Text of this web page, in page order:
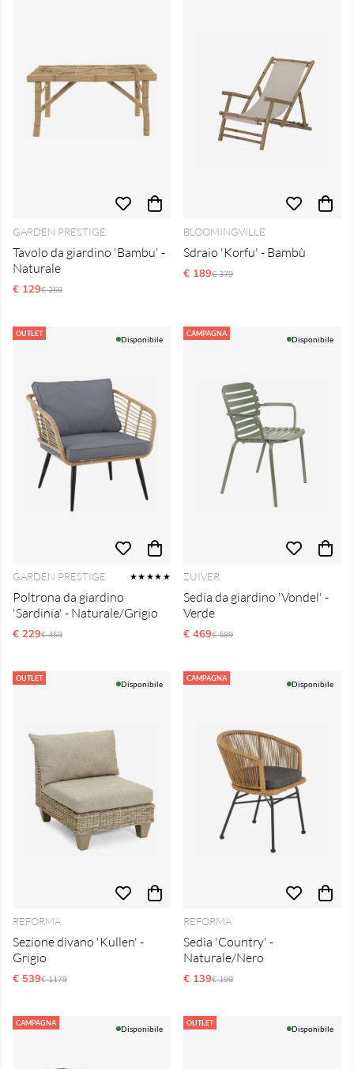
GARDEN PRESTIGE
Tavolo da giardino 'Bambu' -
Naturale
€ 129Prezzo ordinario:
€ 259
BLOOMINGVILLE
Sdraio 'Korfu' - Bambù
€ 189Prezzo ordinario:
€ 379
OUTLET
Disponibile
GARDEN PRESTIGE ★★★★★
Poltrona da giardino
'Sardinia' - Naturale/Grigio
€ 229Prezzo ordinario:
€ 459
CAMPAGNA
Disponibile
ZUIVER
Sedia da giardino 'Vondel' -
Verde
€ 469Prezzo ordinario:
€ 589
OUTLET
Disponibile
REFORMA
Sezione divano 'Kullen' -
Grigio
€ 539Prezzo ordinario:
€ 1179
CAMPAGNA
Disponibile
REFORMA
Sedia 'Country' -
Naturale/Nero
€ 139Prezzo ordinario:
€ 199
CAMPAGNA
Disponibile
OUTLET
Disponibile